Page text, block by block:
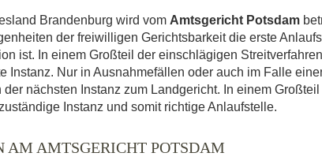
Brandenburg wird vom Amtsgericht Potsdam
der freiwilligen Gerichtsbarkeit die erste
ist. In einem Großteil der einschlägigen
Instanz. Nur in Ausnahmefällen oder auch im Falle
nächsten Instanz zum Landgericht. In einem
Instanz und somit richtige Anlaufstelle.
AM AMTSGERICHT POTSDAM